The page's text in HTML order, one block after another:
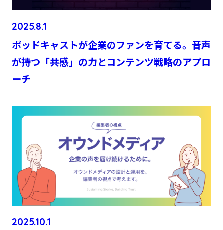
2025.8.1
ポッドキャストが企業のファンを育てる。音声
が持つ「共感」の力とコンテンツ戦略のアプロ
ーチ
2025.10.1